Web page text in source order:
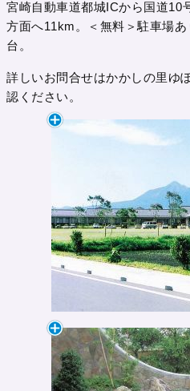
宮崎自動車道都城ICから国道10
方面へ11km。＜無料＞駐車場
台。
詳しいお問合せはかかしの里ゆ
認ください。